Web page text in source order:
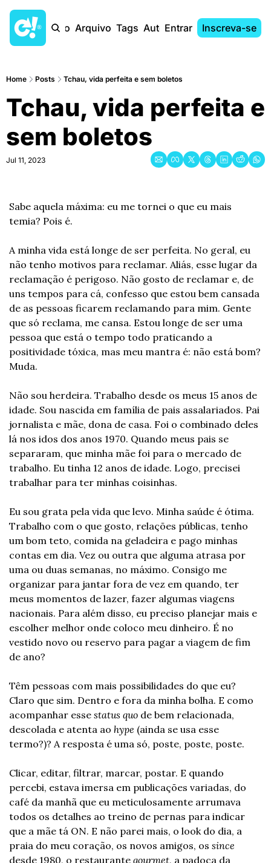
Início Arquivo Tags AutoresEntrar Inscreva-se
Home Posts Tchau, vida perfeita e sem boletos
Tchau, vida perfeita e
sem boletos
Jul 11, 2023
Sabe aquela máxima: eu me tornei o que eu mais
temia? Pois é.
A minha vida está longe de ser perfeita. No geral, eu
não tenho motivos para reclamar. Aliás, esse lugar da
reclamação é perigoso. Não gosto de reclamar e, de
uns tempos para cá, confesso que estou bem cansada
de as pessoas ficarem reclamando para mim. Gente
que só reclama, me cansa. Estou longe de ser uma
pessoa que está o tempo todo praticando a
positividade tóxica, mas meu mantra é: não está bom?
Muda.
Não sou herdeira. Trabalho desde os meus 15 anos de
idade. Sou nascida em família de pais assalariados. Pai
jornalista e mãe, dona de casa. Foi o combinado deles
lá nos idos dos anos 1970. Quando meus pais se
separaram, que minha mãe foi para o mercado de
trabalho. Eu tinha 12 anos de idade. Logo, precisei
trabalhar para ter minhas coisinhas.
Eu sou grata pela vida que levo. Minha saúde é ótima.
Trabalho com o que gosto, relações públicas, tenho
um bom teto, comida na geladeira e pago minhas
contas em dia. Vez ou outra que alguma atrasa por
uma ou duas semanas, no máximo. Consigo me
organizar para jantar fora de vez em quando, ter
meus momentos de lazer, fazer algumas viagens
nacionais. Para além disso, eu preciso planejar mais e
escolher melhor onde coloco meu dinheiro. É no
vestido novo ou reservo para pagar a viagem de fim
de ano?
Têm pessoas com mais possibilidades do que eu?
Claro que sim. Dentro e fora da minha bolha. E como
acompanhar esse status quo de bem relacionada,
descolada e atenta ao hype (ainda se usa esse
termo?)? A resposta é uma só, poste, poste, poste.
Clicar, editar, filtrar, marcar, postar. E quando
percebi, estava imersa em publicações variadas, do
café da manhã que eu meticulosamente arrumava
todos os detalhes ao treino de pernas para indicar
que a mãe tá ON. E não parei mais, o look do dia, a
praia do meu coração, os novos amigos, os
desde 1980, o restaurante gourmet, a padoca da